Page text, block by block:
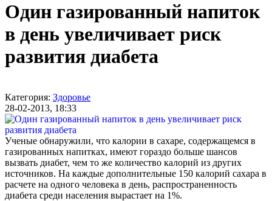
Один газированный напиток
в день увеличивает риск
развития диабета
Категория: Здоровье
28-02-2013, 18:33
Ученые обнаружили, что калории в сахаре, содержащемся в
газированных напитках, имеют гораздо больше шансов
вызвать диабет, чем то же количество калорий из других
источников. На каждые дополнительные 150 калорий сахара в
расчете на одного человека в день, распространенность
диабета среди населения вырастает на 1%.